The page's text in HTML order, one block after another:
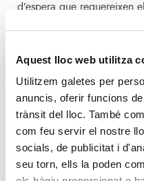
Aquest lloc web utilitza
Utilitzem galetes per
anuncis, oferir funcions
trànsit del lloc. També
com feu servir el nostre
socials, de publicitat i
seu torn, ells la poden
d’espera que requereixen
d’equips s’agreugen. De
extensiva a tot el continent
provocant igualment
VCFI Mediterrani
En a l’anàlisi regional,